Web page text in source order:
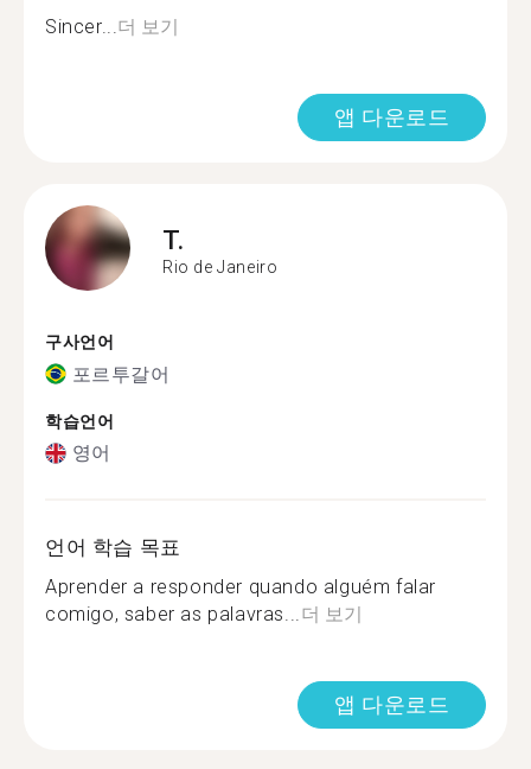
Sincer...더 보기
앱 다운로드
T.
Rio de Janeiro
구사언어
포르투갈어
학습언어
영어
언어 학습 목표
Aprender a responder quando alguém falar
comigo, saber as palavras...더 보기
앱 다운로드